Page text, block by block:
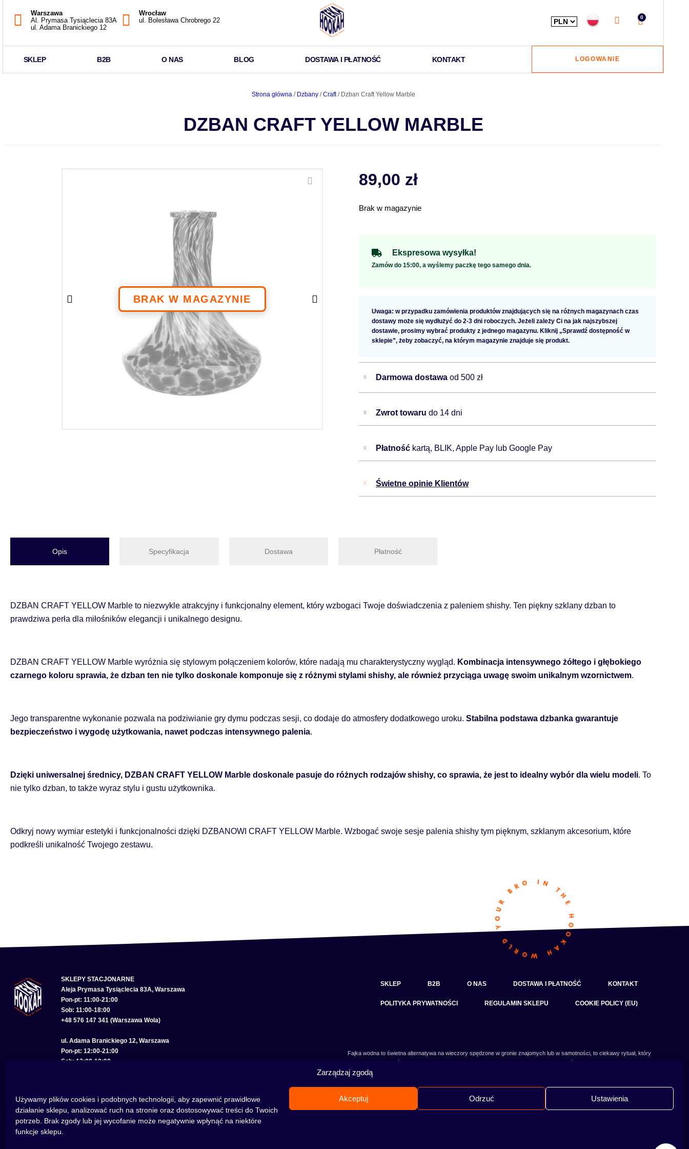
Zarządzaj zgodą
Używamy plików cookies i podobnych technologii, aby zapewnić prawidłowe
działanie sklepu, analizować ruch na stronie oraz dostosowywać treści do Twoich
potrzeb. Brak zgody lub jej wycofanie może negatywnie wpłynąć na niektóre
funkcje sklepu.
Akceptuj Odrzuć Ustawienia
Warszawa
Al. Prymasa Tysiąclecia 83A
ul. Adama Branickiego 12
Wrocław
ul. Bolesława Chrobrego 22
0
SKLEP B2B O NAS BLOG DOSTAWA I PŁATNOŚĆ KONTAKT LOGOWANIE
Strona główna/ Dzbany/Craft/ Dzban Craft Yellow Marble
DZBAN CRAFT YELLOW MARBLE
89,00 zł
Brak w magazynie
Ekspresowa wysyłka!
Zamów do 15:00, a wyślemy paczkę tego samego dnia.
Uwaga: w przypadku zamówienia produktów znajdujących się na różnych magazynach czas
dostawy może się wydłużyć do 2-3 dni roboczych. Jeżeli zależy Ci na jak najszybszej
dostawie, prosimy wybrać produkty z jednego magazynu. Kliknij „Sprawdź dostępność w
sklepie”, żeby zobaczyć, na którym magazynie znajduje się produkt.
Darmowa dostawaod 500 zł
Zwrot towarudo 14 dni
Płatność kartą, BLIK, Apple Pay lub Google Pay
Świetne opinie Klientów
Opis Specyfikacja Dostawa Płatność
DZBAN CRAFT YELLOW Marble to niezwykle atrakcyjny i funkcjonalny element, który wzbogaci Twoje doświadczenia z paleniem shishy. Ten piękny szklany dzban to
prawdziwa perła dla miłośników elegancji i unikalnego designu.
DZBAN CRAFT YELLOW Marble wyróżnia się stylowym połączeniem kolorów, które nadają mu charakterystyczny wygląd. Kombinacja intensywnego żółtego i głębokiego
czarnego koloru sprawia, że dzban ten nie tylko doskonale komponuje się z różnymi stylami shishy, ale również przyciąga uwagę swoim unikalnym wzornictwem.
Jego transparentne wykonanie pozwala na podziwianie gry dymu podczas sesji, co dodaje do atmosfery dodatkowego uroku. Stabilna podstawa dzbanka gwarantuje
bezpieczeństwo i wygodę użytkowania, nawet podczas intensywnego palenia.
Dzięki uniwersalnej średnicy, DZBAN CRAFT YELLOW Marble doskonale pasuje do różnych rodzajów shishy, co sprawia, że jest to idealny wybór dla wielu modeli. To
nie tylko dzban, to także wyraz stylu i gustu użytkownika.
Odkryj nowy wymiar estetyki i funkcjonalności dzięki DZBANOWI CRAFT YELLOW Marble. Wzbogać swoje sesje palenia shishy tym pięknym, szklanym akcesorium, które
podkreśli unikalność Twojego zestawu.
SKLEPY STACJONARNE
Aleja Prymasa Tysiąclecia 83A, Warszawa
Pon-pt: 11:00-21:00
Sob: 11:00-18:00
+48 576 147 341 (Warszawa Wola)
ul. Adama Branickiego 12, Warszawa
Pon-pt: 12:00-21:00
Sob: 12:00-18:00
Pon-pt: 11:00-21:00
Sob: 11:00-18:00
+48 793 614 256 (Wrocław)
SKLEP B2B O NAS DOSTAWA I PŁATNOŚĆ KONTAKT
POLITYKA PRYWATNOŚCI REGULAMIN SKLEPU COOKIE POLICY (EU)
Fajka wodna to świetna alternatywa na wieczory spędzone w gronie znajomych lub w samotności, to ciekawy rytuał, który
jeszcze nie, to miejsce jest idealne dla Ciebie! Odwiedź nasz